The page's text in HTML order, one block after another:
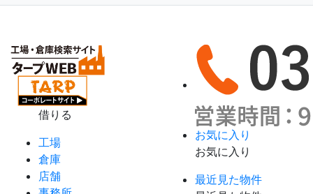
借りる
工場
倉庫
店舗
お気に入り
お気に入り
最近見た物件